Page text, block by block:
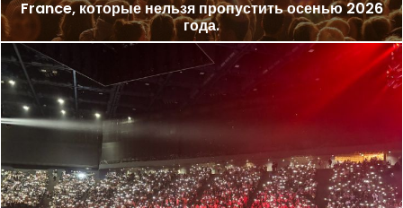
France, которые нельзя пропустить осенью 2026
года.